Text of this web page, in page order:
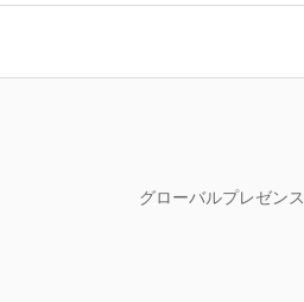
グローバルプレゼンス